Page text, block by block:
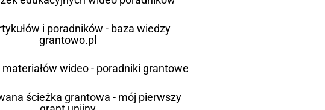
i poradników - baza wiedzy
grantowo.pl
materiałów wideo - poradniki grantowe
ścieżka grantowa - mój pierwszy